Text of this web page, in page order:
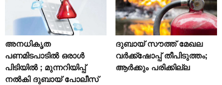
അനധികൃത
പണമിടപാടിൽ ഒരാൾ
പിടിയിൽ ; മുന്നറിയിപ്പ്
നൽകി ദുബായ് പോലീസ്
ദുബായ് സൗത്ത് മേഖല
വർക്ക്‌ഷോപ്പ് തീപിടുത്തം;
ആർക്കും പരിക്കില്ല